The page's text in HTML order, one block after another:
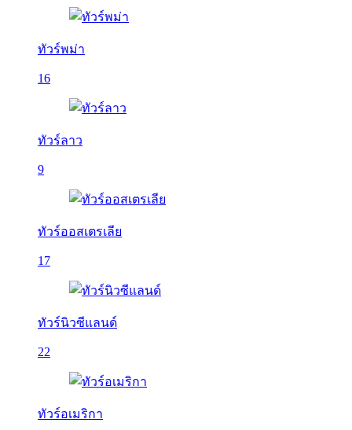
ทัวร์พม่า
16
ทัวร์ลาว
9
ทัวร์ออสเตรเลีย
17
ทัวร์นิวซีแลนด์
22
ทัวร์อเมริกา